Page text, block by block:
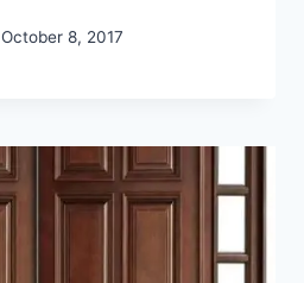
October 8, 2017